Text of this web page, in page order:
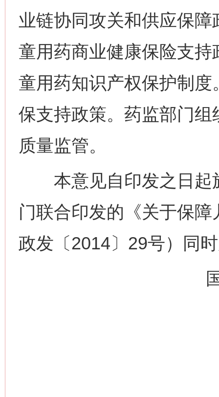
业链协同攻关和供应保
童用药商业健康保险支
童用药知识产权保护制
保支持政策。药监部门
质量监管。
本意见自印发之日起
门联合印发的《关于保
政发〔2014〕29号）同